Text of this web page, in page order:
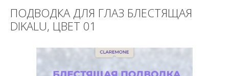
ПОДВОДКА ДЛЯ ГЛАЗ БЛЕСТЯЩАЯ
DIKALU, ЦВЕТ 01